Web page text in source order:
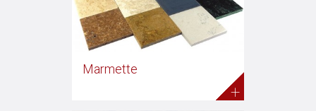
Marmette
+